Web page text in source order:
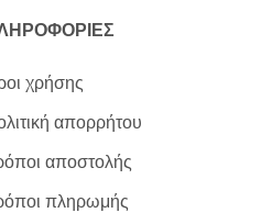
χρήσης
απορρήτου
αποστολής
πληρωμής